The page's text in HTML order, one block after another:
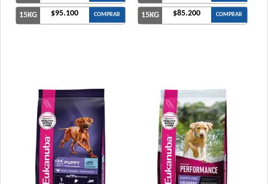
15KG $95.100 COMPRAR 15KG $85.200 COMPRAR